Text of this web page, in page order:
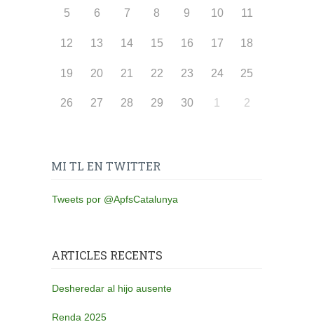
5 6 7 8 9 10 11
12 13 14 15 16 17 18
19 20 21 22 23 24 25
26 27 28 29 30 1 2
MI TL EN TWITTER
Tweets por @ApfsCatalunya
ARTICLES RECENTS
Desheredar al hijo ausente
Renda 2025